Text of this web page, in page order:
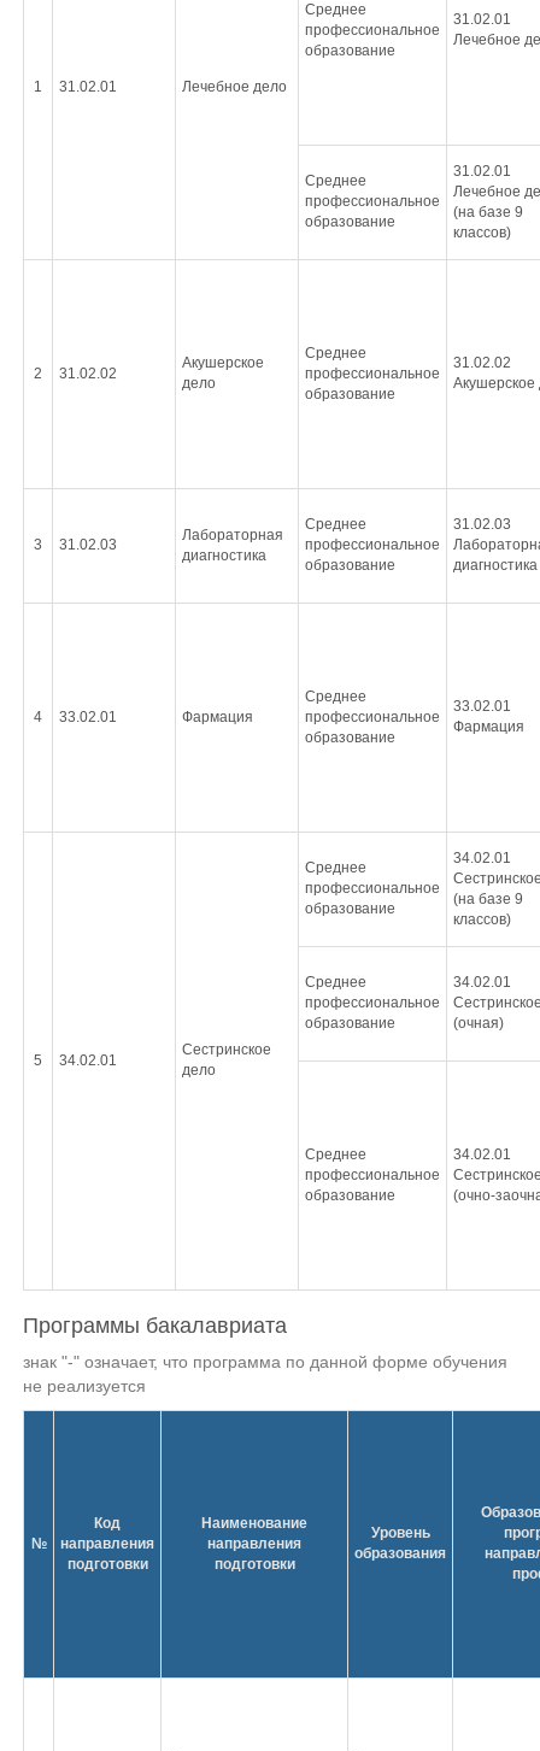
1 31.02.01 Лечебное дело
Среднее
профессиональное
образование
31.02.01
Лечебное
Среднее
профессиональное
образование
31.02.01
Лечебное
(на базе 9
классов)
2 31.02.02
Акушерское
дело
Среднее
профессиональное
образование
31.02.02
Акушерское
3 31.02.03
Лабораторная
диагностика
Среднее
профессиональное
образование
31.02.03
диагностика
4 33.02.01 Фармация
Среднее
профессиональное
образование
33.02.01
Фармация
5 34.02.01
Сестринское
дело
Среднее
профессиональное
образование
34.02.01
(на базе 9
классов)
Среднее
профессиональное
образование
34.02.01
(очная)
Среднее
профессиональное
образование
34.02.01
(очно-
Программы бакалавриата
знак "-" означает, что программа по данной форме обучения
не реализуется
№
Код
направления
подготовки
Наименование
направления
подготовки
Уровень
образования